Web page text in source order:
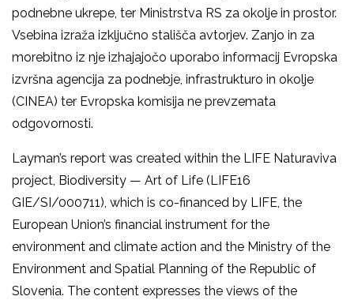
podnebne ukrepe, ter Ministrstva RS za okolje in prostor.
Vsebina izraža izključno stališča avtorjev. Zanjo in za
morebitno iz nje izhajajočo uporabo informacij Evropska
izvršna agencija za podnebje, infrastrukturo in okolje
(CINEA) ter Evropska komisija ne prevzemata
odgovornosti.
Layman’s report was created within the LIFE Naturaviva
project, Biodiversity — Art of Life (LIFE16
GIE/SI/000711), which is co-financed by LIFE, the
European Union’s financial instrument for the
environment and climate action and the Ministry of the
Environment and Spatial Planning of the Republic of
Slovenia. The content expresses the views of the